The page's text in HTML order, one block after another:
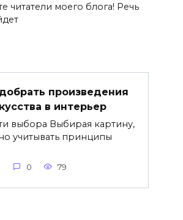
читатели моего блога! Речь
произведения
в интерьер
выбора Выбирая картину,
учитывать принципы
0 79